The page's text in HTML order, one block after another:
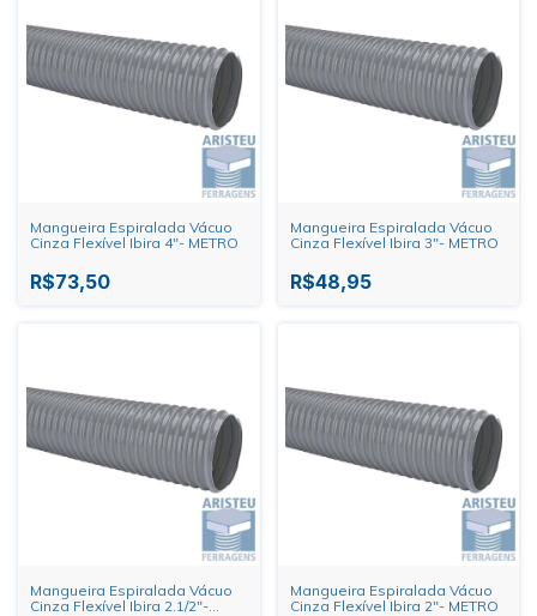
Mangueira Espiralada Vácuo
Cinza Flexível Ibira 4"- METRO
R$73,50
Mangueira Espiralada Vácuo
Cinza Flexível Ibira 3"- METRO
R$48,95
Mangueira Espiralada Vácuo
Cinza Flexível Ibira 2.1/2"-
Mangueira Espiralada Vácuo
Cinza Flexível Ibira 2"- METRO